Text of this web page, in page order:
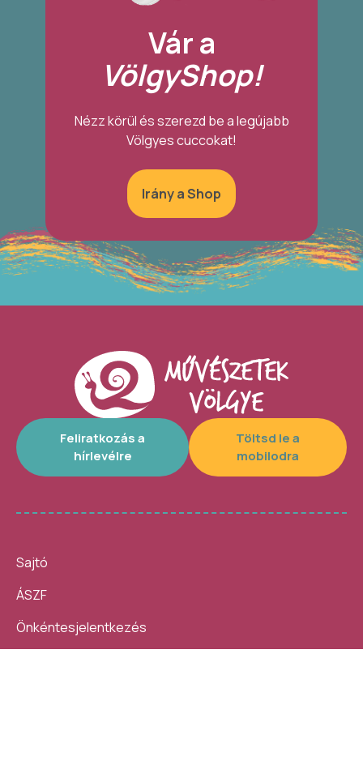
Vár a
VölgyShop!
Nézz körül és szerezd be a legújabb
Völgyes cuccokat!
Irány a Shop
Feliratkozás a
hírlevélre
Töltsd le a
mobilodra
Sajtó
ÁSZF
Önkéntesjelentkezés